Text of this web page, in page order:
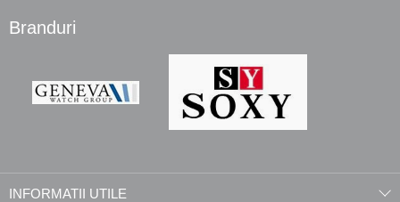
Branduri
INFORMATII UTILE